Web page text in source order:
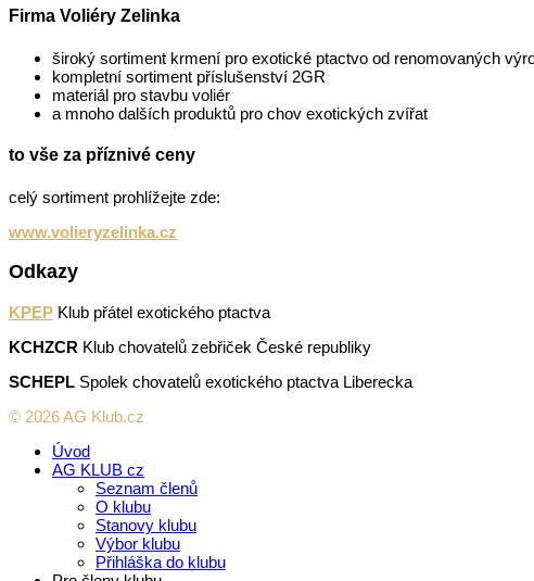
Firma Voliéry Zelinka
široký sortiment krmení pro exotické ptactvo od renomovaných
kompletní sortiment příslušenství 2GR
materiál pro stavbu voliér
a mnoho dalších produktů pro chov exotických zvířat
to vše za příznivé ceny
celý sortiment prohlížejte zde:
www.volieryzelinka.cz
Odkazy
KPEP Klub přátel exotického ptactva
KCHZCR Klub chovatelů zebřiček České republiky
SCHEPL Spolek chovatelů exotického ptactva Liberecka
© 2026 AG Klub.cz
Úvod
AG KLUB cz
Seznam členů
O klubu
Stanovy klubu
Výbor klubu
Přihláška do klubu